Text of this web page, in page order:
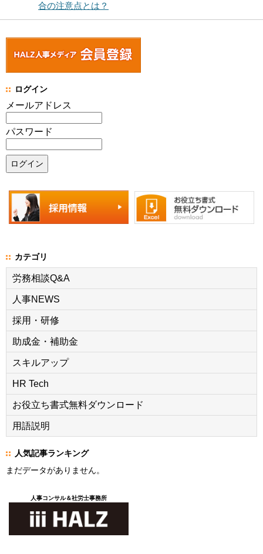
合の注意点とは？
ログイン
メールアドレス
パスワード
カテゴリ
労務相談Q&A
人事NEWS
採用・研修
助成金・補助金
スキルアップ
HR Tech
お役立ち書式無料ダウンロード
用語説明
人気記事ランキング
まだデータがありません。
人事コンサル＆社労士事務所